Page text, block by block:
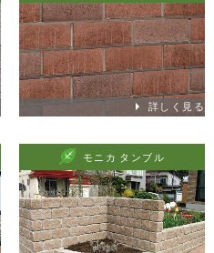
詳しく見る
モニカ タンブル